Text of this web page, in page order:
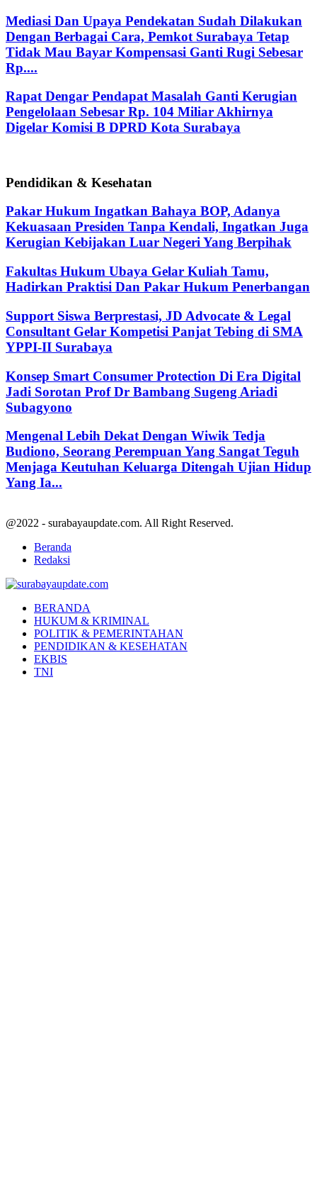
Mediasi Dan Upaya Pendekatan Sudah Dilakukan
Dengan Berbagai Cara, Pemkot Surabaya Tetap
Tidak Mau Bayar Kompensasi Ganti Rugi Sebesar
Rp....
Rapat Dengar Pendapat Masalah Ganti Kerugian
Pengelolaan Sebesar Rp. 104 Miliar Akhirnya
Digelar Komisi B DPRD Kota Surabaya
Pendidikan & Kesehatan
Pakar Hukum Ingatkan Bahaya BOP, Adanya
Kekuasaan Presiden Tanpa Kendali, Ingatkan Juga
Kerugian Kebijakan Luar Negeri Yang Berpihak
Fakultas Hukum Ubaya Gelar Kuliah Tamu,
Hadirkan Praktisi Dan Pakar Hukum Penerbangan
Support Siswa Berprestasi, JD Advocate & Legal
Consultant Gelar Kompetisi Panjat Tebing di SMA
YPPI-II Surabaya
Konsep Smart Consumer Protection Di Era Digital
Jadi Sorotan Prof Dr Bambang Sugeng Ariadi
Subagyono
Mengenal Lebih Dekat Dengan Wiwik Tedja
Budiono, Seorang Perempuan Yang Sangat Teguh
Menjaga Keutuhan Keluarga Ditengah Ujian Hidup
Yang Ia...
@2022 - surabayaupdate.com. All Right Reserved.
Beranda
Redaksi
BERANDA
HUKUM & KRIMINAL
POLITIK & PEMERINTAHAN
PENDIDIKAN & KESEHATAN
EKBIS
TNI